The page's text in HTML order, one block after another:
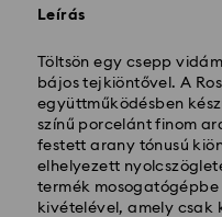
Leírás
Töltsön egy csepp
bájos tejkiöntővel. A
együttműködésben
színű porcelánt finom
festett arany tónusú
elhelyezett
termék mosogatógépbe
kivételével, amely csak
Hagyományos
Hagyományos
Ingyenes kiszállítás a
Expressz kiszállítási -
A hétfőtől péntekig,